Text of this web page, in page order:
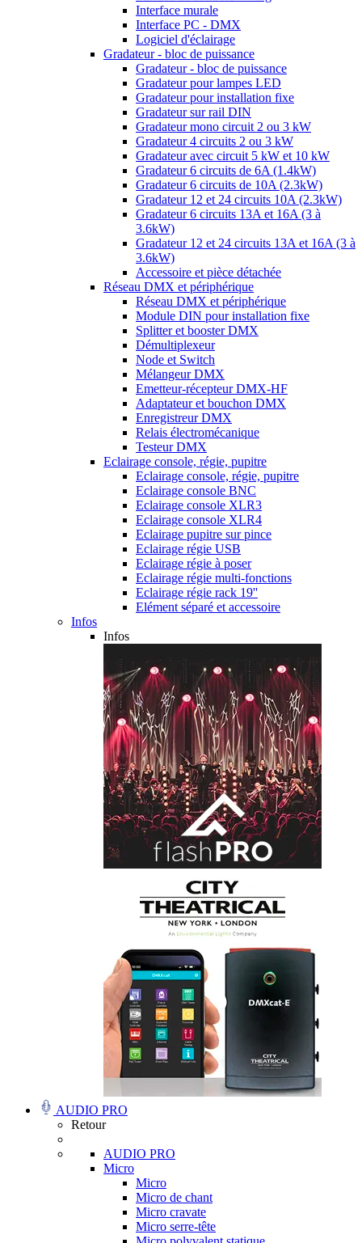
Interface murale
Interface PC - DMX
Logiciel d'éclairage
Gradateur - bloc de puissance
Gradateur - bloc de puissance
Gradateur pour lampes LED
Gradateur pour installation fixe
Gradateur sur rail DIN
Gradateur mono circuit 2 ou 3 kW
Gradateur 4 circuits 2 ou 3 kW
Gradateur avec circuit 5 kW et 10 kW
Gradateur 6 circuits de 6A (1.4kW)
Gradateur 6 circuits de 10A (2.3kW)
Gradateur 12 et 24 circuits 10A (2.3kW)
Gradateur 6 circuits 13A et 16A (3 à
3.6kW)
Gradateur 12 et 24 circuits 13A et 16A (3 à
3.6kW)
Accessoire et pièce détachée
Réseau DMX et périphérique
Réseau DMX et périphérique
Module DIN pour installation fixe
Splitter et booster DMX
Démultiplexeur
Node et Switch
Mélangeur DMX
Emetteur-récepteur DMX-HF
Adaptateur et bouchon DMX
Enregistreur DMX
Relais électromécanique
Testeur DMX
Eclairage console, régie, pupitre
Eclairage console, régie, pupitre
Eclairage console BNC
Eclairage console XLR3
Eclairage console XLR4
Eclairage pupitre sur pince
Eclairage régie USB
Eclairage régie à poser
Eclairage régie multi-fonctions
Eclairage régie rack 19''
Elément séparé et accessoire
Infos
Infos
AUDIO PRO
Retour
AUDIO PRO
Micro
Micro
Micro de chant
Micro cravate
Micro serre-tête